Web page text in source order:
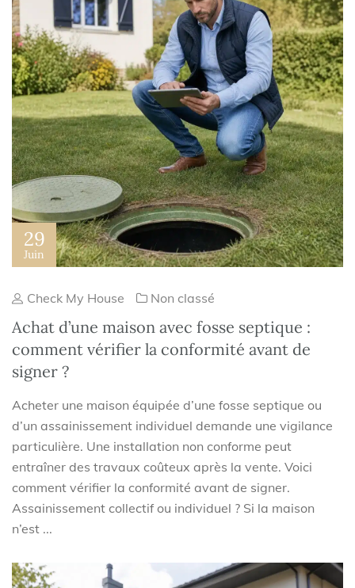
29
Juin
Check My House Non classé
Achat d’une maison avec fosse septique :
comment vérifier la conformité avant de
signer ?
Acheter une maison équipée d’une fosse septique ou
d’un assainissement individuel demande une vigilance
particulière. Une installation non conforme peut
entraîner des travaux coûteux après la vente. Voici
comment vérifier la conformité avant de signer.
Assainissement collectif ou individuel ? Si la maison
n’est ...